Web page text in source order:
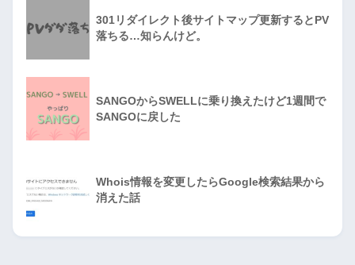
301リダイレクト後サイトマップ更新するとPV
落ちる…知らんけど。
SANGOからSWELLに乗り換えたけど1週間で
SANGOに戻した
Whois情報を変更したらGoogle検索結果から
消えた話